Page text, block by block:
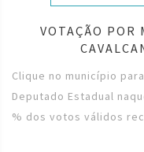
VOTAÇÃO POR
Clique no município
Deputado Estadual
% dos votos válidos